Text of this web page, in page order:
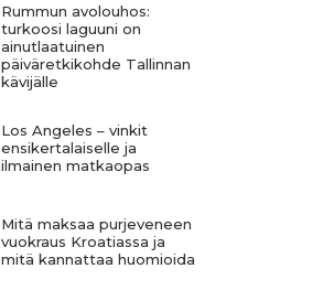
Rummun avolouhos:
turkoosi laguuni on
ainutlaatuinen
päiväretkikohde Tallinnan
kävijälle
Los Angeles – vinkit
ensikertalaiselle ja
ilmainen matkaopas
Mitä maksaa purjeveneen
vuokraus Kroatiassa ja
mitä kannattaa huomioida